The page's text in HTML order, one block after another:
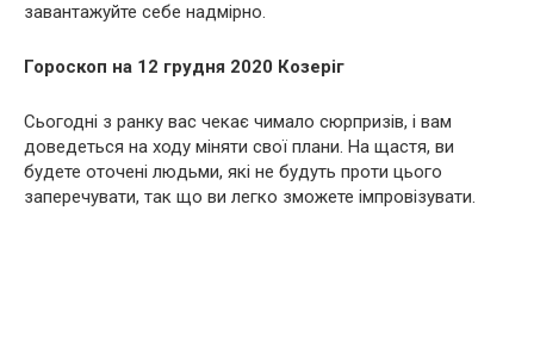
завантажуйте себе надмірно.
Гороскоп на 12 грудня 2020 Козеріг
Сьогодні з ранку вас чекає чимало сюрпризів, і вам
доведеться на ходу міняти свої плани. На щастя, ви
будете оточені людьми, які не будуть проти цього
заперечувати, так що ви легко зможете імпровізувати.